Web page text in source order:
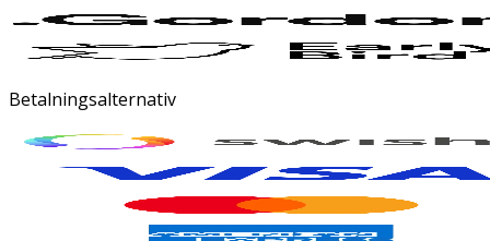
Betalningsalternativ